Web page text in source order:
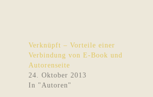
Verknüpft – Vorteile einer
Verbindung von E-Book und
Autorenseite
24. Oktober 2013
In "Autoren"